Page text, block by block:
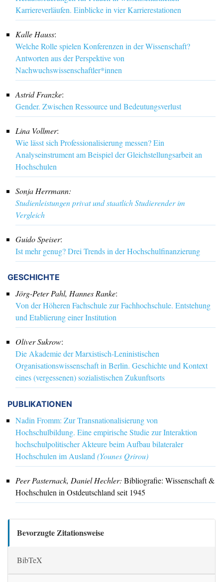
Angelika Trübswetter:
Herausforderungen für Frauen in wissenschaftlichen
Karriereverläufen. Einblicke in vier Karrierestationen
Kalle Hauss:
Welche Rolle spielen Konferenzen in der Wissenschaft?
Antworten aus der Perspektive von
Nachwuchswissenschaftler*innen
Astrid Franzke
Gender. Zwischen Ressource und Bedeutungsverlust
Lina Vollmer
Wie lässt sich Professionalisierung messen? Ein
Analyseinstrument am Beispiel der Gleichstellungsarbeit an
Hochschulen
Sonja Herrmann:
Studienleistungen privat und staatlich Studierender im
Vergleich
Guido Speiser
Ist mehr genug? Drei Trends in der Hochschulfinanzierung
GESCHICHTE
Jörg-Peter Pahl, Hannes Ranke:
Von der Höheren Fachschule zur Fachhochschule. Entstehung
und Etablierung einer Institution
Oliver Sukrow:
Die Akademie der Marxistisch-Leninistischen
Organisationswissenschaft in Berlin. Geschichte und Kontext
eines (vergessenen) sozialistischen Zukunftsorts
PUBLIKATIONEN
Nadin Fromm: Zur Transnationalisierung von
Hochschulbildung. Eine empirische Studie zur Interaktion
hochschulpolitischer Akteure beim Aufbau bilateraler
Hochschulen im Ausland(Younes Qrirou)
Bevorzugte Zitationsweise